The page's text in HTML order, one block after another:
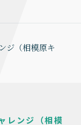
ジ（相模原キ
レンジ（相模